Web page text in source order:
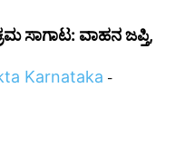
ಸಾಗಾಟ: ವಾಹನ ಜಪ್ತಿ,
Karnataka -